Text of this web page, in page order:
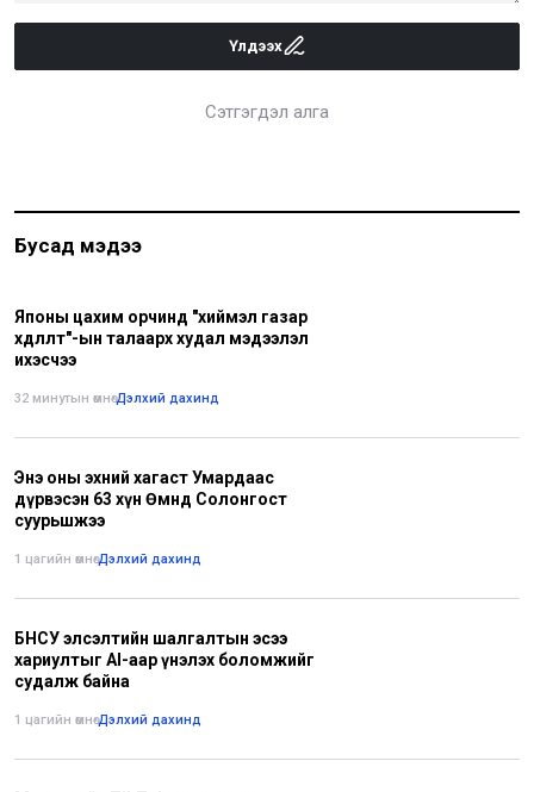
Үлдээх
Сэтгэгдэл алга
Бусад мэдээ
Японы цахим орчинд "хиймэл газар
хөдлөлт"-ын талаарх худал мэдээлэл
ихэсчээ
32 минутын өмнө•Дэлхий дахинд
Энэ оны эхний хагаст Умардаас
дүрвэсэн 63 хүн Өмнөд Солонгост
суурьшжээ
1 цагийн өмнө•Дэлхий дахинд
БНСУ элсэлтийн шалгалтын эсээ
хариултыг AI-аар үнэлэх боломжийг
судалж байна
1 цагийн өмнө•Дэлхий дахинд